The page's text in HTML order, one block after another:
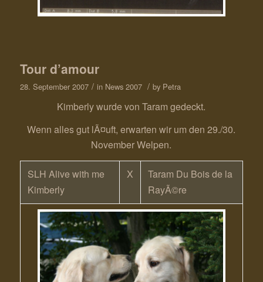
Tour d’amour
28. September 2007 / in News 2007 / by Petra
Kimberly wurde von Taram gedeckt.
Wenn alles gut lÃ¤uft, erwarten wir um den 29./30.
November Welpen.
SLH Alive with me
Kimberly
X
Taram Du Bois de la
RayÃ©re